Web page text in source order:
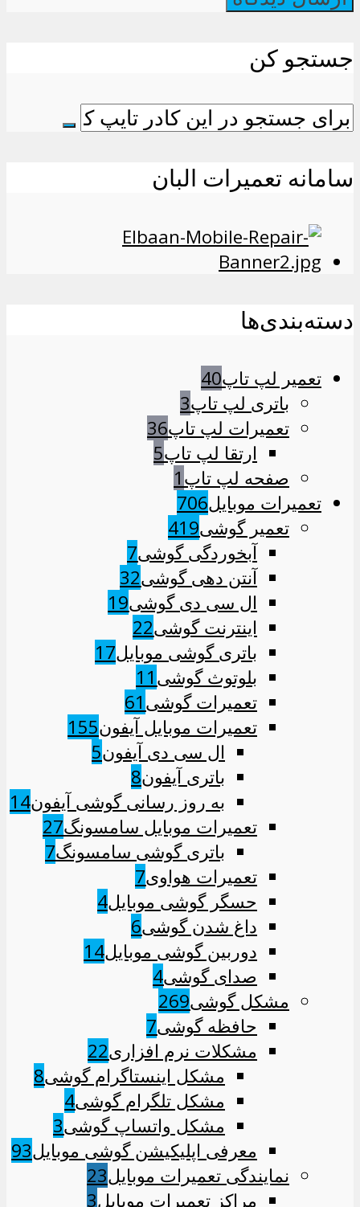
جستجو کن
سامانه تعمیرات البان
دسته‌بندی‌ها
تعمیر لپ تاپ40
باتری لپ تاپ3
تعمیرات لپ تاپ36
ارتقا لپ تاپ5
صفحه لپ تاپ1
تعمیرات موبایل706
تعمیر گوشی419
آبخوردگی گوشی7
آنتن دهی گوشی32
ال سی دی گوشی19
اینترنت گوشی22
باتری گوشی موبایل17
بلوتوث گوشی11
تعمیرات گوشی61
تعمیرات موبایل آیفون155
ال سی دی آیفون5
باتری آیفون8
به روز رسانی گوشی آیفون14
تعمیرات موبایل سامسونگ27
باتری گوشی سامسونگ7
تعمیرات هواوی7
حسگر گوشی موبایل4
داغ شدن گوشی6
دوربین گوشی موبایل14
صدای گوشی4
مشکل گوشی269
حافظه گوشی7
مشکلات نرم افزاری22
مشکل اینستاگرام گوشی8
مشکل تلگرام گوشی4
مشکل واتساپ گوشی3
معرفی اپلیکیشن گوشی موبایل93
نمایندگی تعمیرات موبایل23
مراکز تعمیرات موبایل3